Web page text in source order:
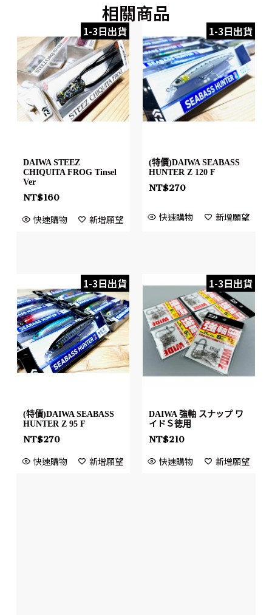
相關商品
1-3日出貨
DAIWA STEEZ
CHIQUITA FROG Tinsel
Ver
NT$160
快速購物 新增願望
1-3日出貨
(特價)DAIWA SEABASS
HUNTER Z 120 F
NT$270
快速購物 新增願望
1-3日出貨
(特價)DAIWA SEABASS
HUNTER Z 95 F
NT$270
快速購物 新增願望
1-3日出貨
DAIWA 強軸 スナップ ワ
イドＳ徳用
NT$210
快速購物 新增願望